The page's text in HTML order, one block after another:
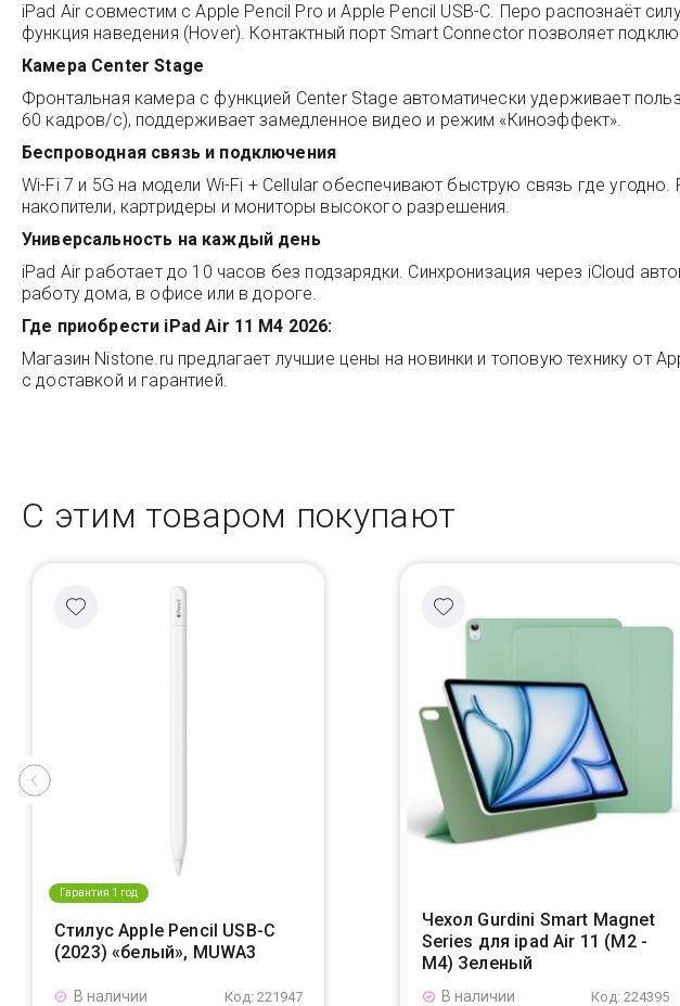
iPad Air совместим с Apple Pencil Pro и Apple Pencil USB-C. Перо распознаёт
функция наведения (Hover). Контактный порт Smart Connector позволяет
Камера Center Stage
Фронтальная камера с функцией Center Stage автоматически удерживает
60 кадров/с), поддерживает замедленное видео и режим «Киноэффект».
Беспроводная связь и подключения
Wi-Fi 7 и 5G на модели Wi-Fi + Cellular обеспечивают быструю связь где
накопители, картридеры и мониторы высокого разрешения.
Универсальность на каждый день
iPad Air работает до 10 часов без подзарядки. Синхронизация через iCloud
работу дома, в офисе или в дороге.
Где приобрести iPad Air 11 M4 2026:
Магазин Nistone.ru предлагает лучшие цены на новинки и топовую технику от
с доставкой и гарантией.
С этим товаром покупают
Гарантия 1 год
Стилус Apple Pencil USB-C
(2023) «белый», MUWA3
Код: 221947
В наличии
Чехол Gurdini Smart Magnet
Series для ipad Air 11 (M2 -
M4) Зеленый
Код: 224395
В наличии